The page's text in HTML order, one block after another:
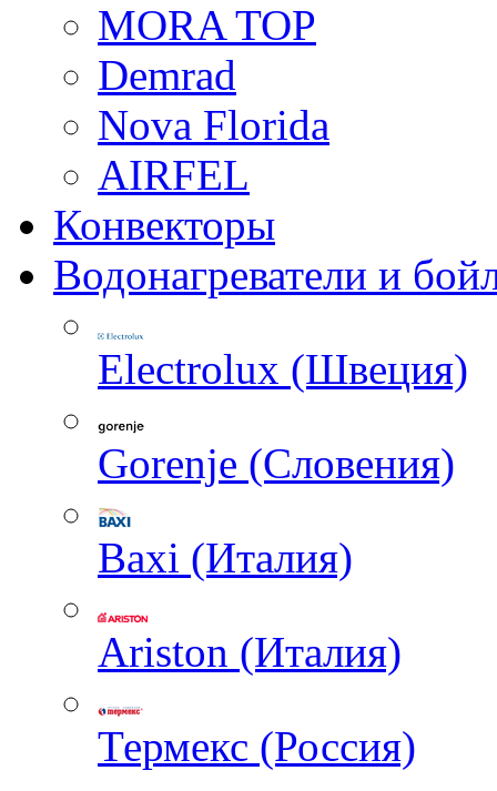
MORA TOP
Demrad
Nova Florida
AIRFEL
Конвекторы
Водонагреватели и
Electrolux (Швеция)
Gorenje (Словения)
Baxi (Италия)
Ariston (Италия)
Термекс (Россия)